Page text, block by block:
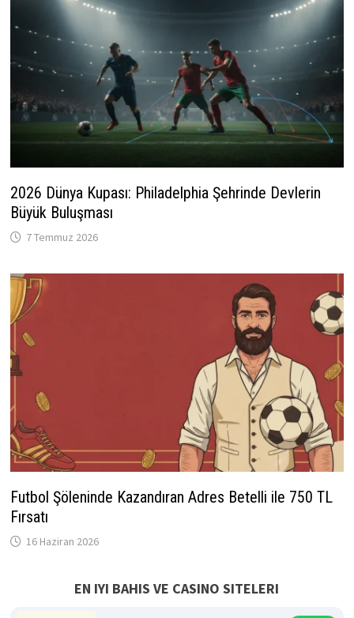
2026 Dünya Kupası: Philadelphia Şehrinde Devlerin
Büyük Buluşması
7 Temmuz 2026
Futbol Şöleninde Kazandıran Adres Betelli ile 750 TL
Fırsatı
16 Haziran 2026
EN IYI BAHIS VE CASINO SITELERI